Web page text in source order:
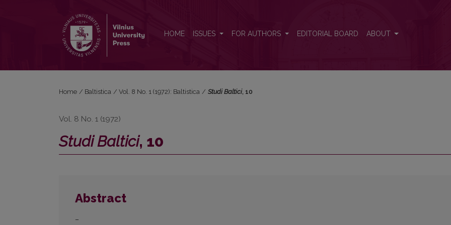
HOME ISSUES FOR AUTHORS EDITORIAL BOARD ABOUT
Home / Baltistica / Vol. 8 No. 1 (1972): Baltistica / Studi Baltici, 10
Vol. 8 No. 1 (1972)
Studi Baltici, 10
Abstract
–